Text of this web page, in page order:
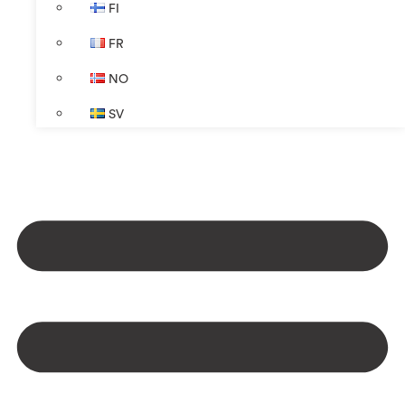
FI
FR
NO
SV